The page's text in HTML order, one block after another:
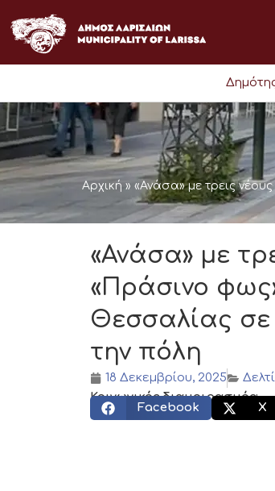
στο
περιεχόμενο
Αρχική » «Ανάσα» με τρεις
«Ανάσα» με
«Πράσινο
Θεσσαλίας σε
την πόλη
18 Δεκεμβρίου, 2025
Κοινωνικός διαμοιρασμός:
Facebook X